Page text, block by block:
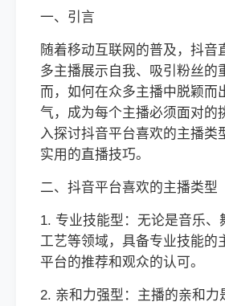
一、引言
随着移动互联网的普及，抖音
多主播展示自我、吸引粉丝的
而，如何在众多主播中脱颖而
气，成为每个主播必须面对的
入探讨抖音平台喜欢的主播类
实用的直播技巧。
二、抖音平台喜欢的主播类型
1. 专业技能型：无论是音乐、
工艺等领域，具备专业技能的
平台的推荐和观众的认可。
2. 亲和力强型：主播的亲和力